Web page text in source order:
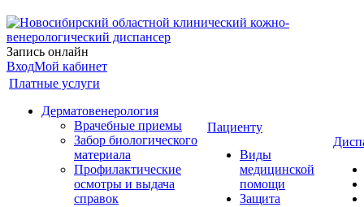
Запись онлайн
ВходМой кабинет
Платные услуги
Дерматовенерология
Врачебные приемы
Забор биологического
материала
Профилактические
осмотры и выдача
справок
Пациенту
Виды
медицинской
помощи
Защита